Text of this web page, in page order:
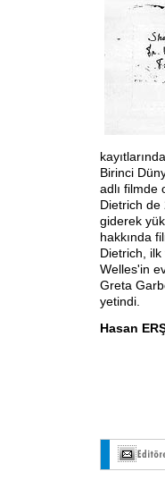
Birinci
adlı filmde
Dietrich de
giderek
hakkında
Dietrich, ilk
Welles'in
Greta
yetindi.
Hasan